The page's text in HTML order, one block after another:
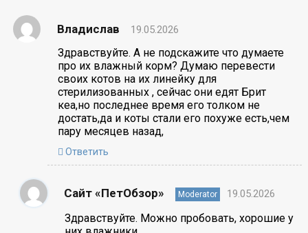
Владислав 19.05.2026
Здравствуйте. А не подскажите что думаете
про их влажный корм? Думаю перевести
своих котов на их линейку для
стерилизованных , сейчас они едят Брит
кеа,но последнее время его толком не
достать,да и коты стали его похуже есть,чем
пару месяцев назад,
Ответить
Сайт «ПетОбзор» Moderator 19.05.2026
Здравствуйте. Можно пробовать, хорошие у